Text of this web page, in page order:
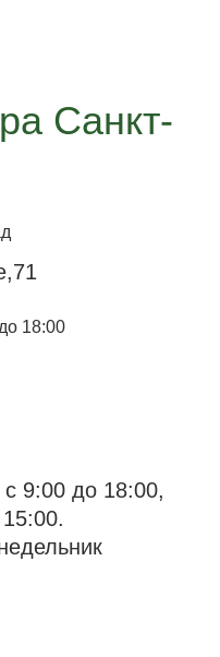
Санкт-
18:00
9:00 до 18:00,